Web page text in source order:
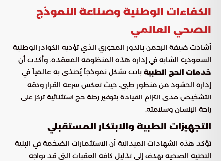
الكفاءات الوطنية وصناعة النموذج
الصحي العالمي
أشادت ضيفة الرحمن بالدور المحوري الذي تؤديه الكوادر الوطنية
السعودية الشابة في إدارة هذه المنظومة المعقدة. وأكدت أن
خدمات الحج الطبية باتت تشكل نموذجاً يُحتذى به عالمياً في
إدارة الحشود من منظور طبي، حيث تعكس سرعة القرار ودقة
التشخيص مدى التزام القيادة بتوفير رحلة حج استثنائية تركز على
راحة الإنسان وسلامته.
التجهيزات الطبية والابتكار المستقبلي
تؤكد هذه الشهادات الميدانية أن الاستثمارات الضخمة في البنية
التحتية الصحية تهدف إلى تذليل كافة العقبات التي قد تواجه